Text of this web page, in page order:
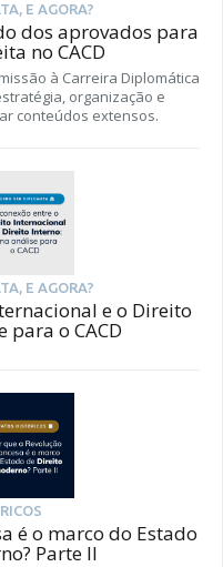
E AGORA?
dos aprovados para
no CACD
à Carreira Diplomática
organização e
conteúdos extensos.
E AGORA?
e o Direito
para o CACD
é o marco do Estado
Parte II